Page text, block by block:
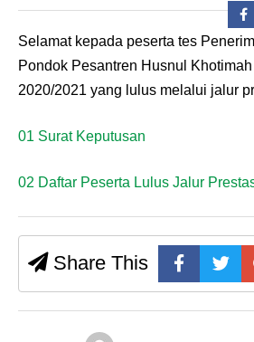
Selamat kepada peserta tes
Pondok Pesantren Husnul
2020/2021 yang lulus melalui jalur
01 Surat Keputusan
02 Daftar Peserta Lulus Jalur
Share This